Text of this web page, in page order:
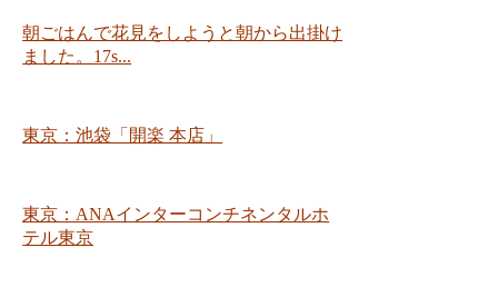
朝ごはんで花見をしようと朝から出掛け
ました。17s...
東京：池袋「開楽 本店」
東京：ANAインターコンチネンタルホ
テル東京